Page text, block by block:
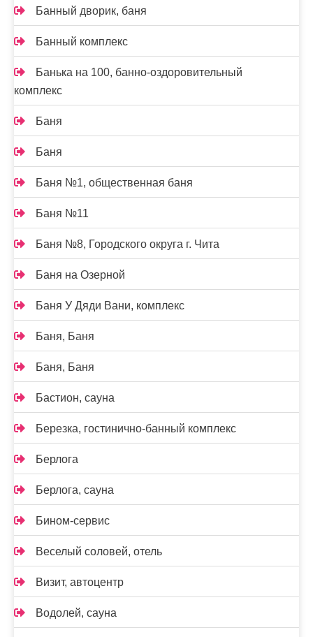
Банный дворик, баня
Банный комплекс
Банька на 100, банно-оздоровительный
комплекс
Баня
Баня
Баня №1, общественная баня
Баня №11
Баня №8, Городского округа г. Чита
Баня на Озерной
Баня У Дяди Вани, комплекс
Баня, Баня
Баня, Баня
Бастион, сауна
Березка, гостинично-банный комплекс
Берлога
Берлога, сауна
Бином-сервис
Веселый соловей, отель
Визит, автоцентр
Водолей, сауна